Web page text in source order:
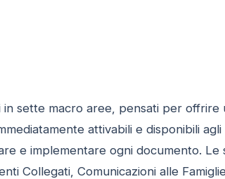
sette macro aree, pensati per offrire
attivabili e disponibili
e implementare ogni documento. Le
Collegati, Comunicazioni alle